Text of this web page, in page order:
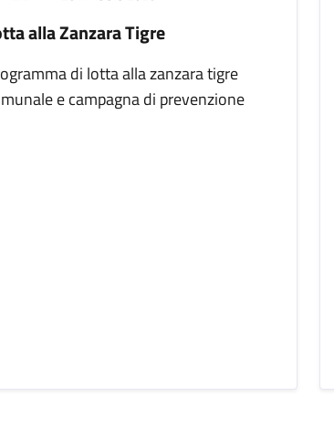
alla Zanzara Tigre
di lotta alla zanzara tigre
e campagna di prevenzione